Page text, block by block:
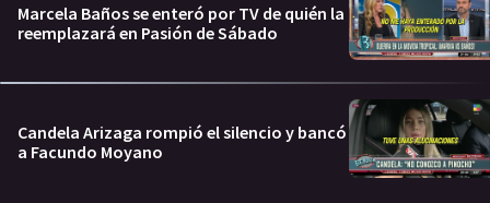
Marcela Baños se enteró por TV de quién la
reemplazará en Pasión de Sábado
Candela Arizaga rompió el silencio y bancó
a Facundo Moyano